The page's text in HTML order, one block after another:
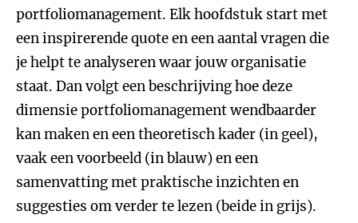
portfoliomanagement. Elk hoofdstuk start met
een inspirerende quote en een aantal vragen die
je helpt te analyseren waar jouw organisatie
staat. Dan volgt een beschrijving hoe deze
dimensie portfoliomanagement wendbaarder
kan maken en een theoretisch kader (in geel),
vaak een voorbeeld (in blauw) en een
samenvatting met praktische inzichten en
suggesties om verder te lezen (beide in grijs).